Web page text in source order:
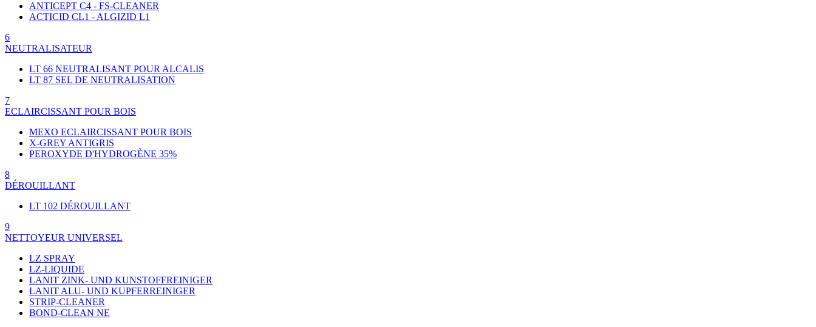
ANTICEPT C4 - FS-CLEANER
ACTICID CL1 - ALGIZID L1
6
NEUTRALISATEUR
LT 66 NEUTRALISANT POUR ALCALIS
LT 87 SEL DE NEUTRALISATION
7
ECLAIRCISSANT POUR BOIS
MEXO ECLAIRCISSANT POUR BOIS
X-GREY ANTIGRIS
PEROXYDE D'HYDROGÈNE 35%
8
DÉROUILLANT
LT 102 DÉROUILLANT
9
NETTOYEUR UNIVERSEL
LZ SPRAY
LZ-LIQUIDE
LANIT ZINK- UND KUNSTOFFREINIGER
LANIT ALU- UND KUPFERREINIGER
STRIP-CLEANER
BOND-CLEAN NE